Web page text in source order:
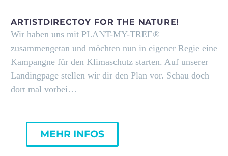
ARTISTDIRECTOY FOR THE NATURE!
Wir haben uns mit PLANT-MY-TREE®
zusammengetan und möchten nun in eigener Regie eine
Kampangne für den Klimaschutz starten. Auf unserer
Landingpage stellen wir dir den Plan vor. Schau doch
dort mal vorbei…
MEHR INFOS